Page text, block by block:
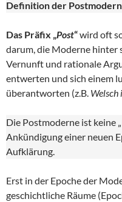
Definition der
Das Präfix „Post“wird oft
darum, die Moderne hinter
Vernunft und rationale
entwerten und sich einem
überantworten (z.B. Welsch
Die Postmoderne ist keine
Ankündigung einer neuen
Aufklärung.
Erst in der Epoche der
geschichtliche Räume